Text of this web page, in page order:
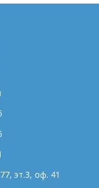
эт.3, оф. 41